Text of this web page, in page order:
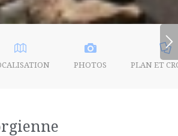
PHOTOS PLAN ET